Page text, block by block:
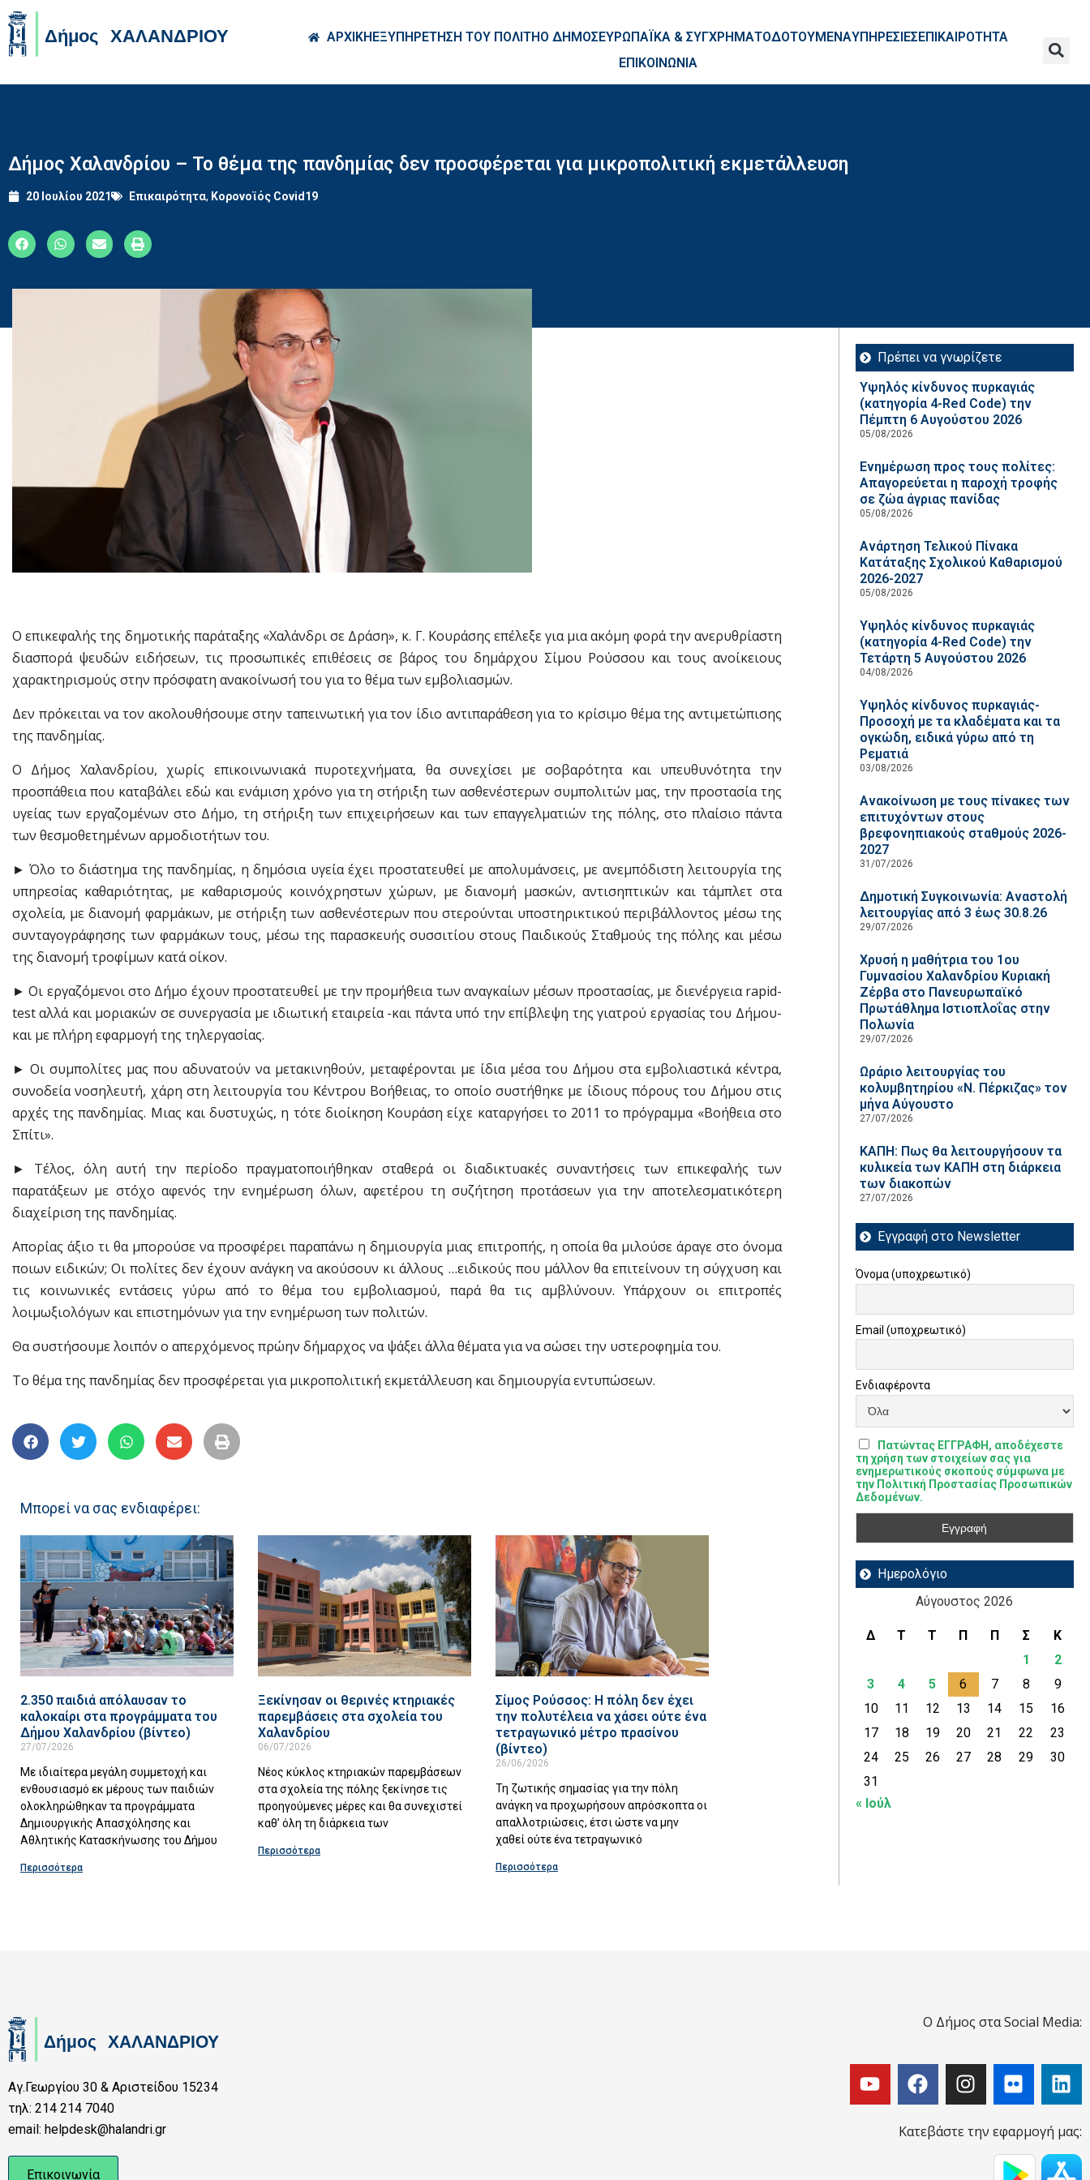
ΑΡΧΙΚΗΕΞΥΠΗΡΕΤΗΣΗ ΤΟΥ ΠΟΛΙΤΗΟ ΔΗΜΟΣΕΥΡΩΠΑΪΚΑ & ΣΥΓΧΡΗΜΑΤΟΔΟΤΟΥΜΕΝΑΥΠΗΡΕΣΙΕΣΕΠΙΚΑΙΡΟΤΗΤΑ
ΕΠΙΚΟΙΝΩΝΙΑ
Δήμος Χαλανδρίου – Το θέμα της πανδημίας δεν προσφέρεται για μικροπολιτική εκμετάλλευση
20 Ιουλίου 2021 Επικαιρότητα, Κορονοϊός Covid19
Ο επικεφαλής της δημοτικής παράταξης «Χαλάνδρι σε Δράση», κ. Γ. Κουράσης επέλεξε για μια ακόμη φορά την ανερυθρίαστη
διασπορά ψευδών ειδήσεων, τις προσωπικές επιθέσεις σε βάρος του δημάρχου Σίμου Ρούσσου και τους ανοίκειους
χαρακτηρισμούς στην πρόσφατη ανακοίνωσή του για το θέμα των εμβολιασμών.
Δεν πρόκειται να τον ακολουθήσουμε στην ταπεινωτική για τον ίδιο αντιπαράθεση για το κρίσιμο θέμα της αντιμετώπισης
της πανδημίας.
Ο Δήμος Χαλανδρίου, χωρίς επικοινωνιακά πυροτεχνήματα, θα συνεχίσει με σοβαρότητα και υπευθυνότητα την
προσπάθεια που καταβάλει εδώ και ενάμιση χρόνο για τη στήριξη των ασθενέστερων συμπολιτών μας, την προστασία της
υγείας των εργαζομένων στο Δήμο, τη στήριξη των επιχειρήσεων και των επαγγελματιών της πόλης, στο πλαίσιο πάντα
των θεσμοθετημένων αρμοδιοτήτων του.
► Όλο το διάστημα της πανδημίας, η δημόσια υγεία έχει προστατευθεί με απολυμάνσεις, με ανεμπόδιστη λειτουργία της
υπηρεσίας καθαριότητας, με καθαρισμούς κοινόχρηστων χώρων, με διανομή μασκών, αντισηπτικών και τάμπλετ στα
σχολεία, με διανομή φαρμάκων, με στήριξη των ασθενέστερων που στερούνται υποστηρικτικού περιβάλλοντος μέσω της
συνταγογράφησης των φαρμάκων τους, μέσω της παρασκευής συσσιτίου στους Παιδικούς Σταθμούς της πόλης και μέσω
της διανομή τροφίμων κατά οίκον.
► Οι εργαζόμενοι στο Δήμο έχουν προστατευθεί με την προμήθεια των αναγκαίων μέσων προστασίας, με διενέργεια rapid-
test αλλά και μοριακών σε συνεργασία με ιδιωτική εταιρεία -και πάντα υπό την επίβλεψη της γιατρού εργασίας του Δήμου-
και με πλήρη εφαρμογή της τηλεργασίας.
► Οι συμπολίτες μας που αδυνατούν να μετακινηθούν, μεταφέρονται με ίδια μέσα του Δήμου στα εμβολιαστικά κέντρα,
συνοδεία νοσηλευτή, χάρη στη λειτουργία του Κέντρου Βοήθειας, το οποίο συστήθηκε με ίδιους πόρους του Δήμου στις
αρχές της πανδημίας. Μιας και δυστυχώς, η τότε διοίκηση Κουράση είχε καταργήσει το 2011 το πρόγραμμα «Βοήθεια στο
Σπίτι».
► Τέλος, όλη αυτή την περίοδο πραγματοποιήθηκαν σταθερά οι διαδικτυακές συναντήσεις των επικεφαλής των
παρατάξεων με στόχο αφενός την ενημέρωση όλων, αφετέρου τη συζήτηση προτάσεων για την αποτελεσματικότερη
διαχείριση της πανδημίας.
Απορίας άξιο τι θα μπορούσε να προσφέρει παραπάνω η δημιουργία μιας επιτροπής, η οποία θα μιλούσε άραγε στο όνομα
ποιων ειδικών; Οι πολίτες δεν έχουν ανάγκη να ακούσουν κι άλλους …ειδικούς που μάλλον θα επιτείνουν τη σύγχυση και
τις κοινωνικές εντάσεις γύρω από το θέμα του εμβολιασμού, παρά θα τις αμβλύνουν. Υπάρχουν οι επιτροπές
λοιμωξιολόγων και επιστημόνων για την ενημέρωση των πολιτών.
Θα συστήσουμε λοιπόν ο απερχόμενος πρώην δήμαρχος να ψάξει άλλα θέματα για να σώσει την υστεροφημία του.
Το θέμα της πανδημίας δεν προσφέρεται για μικροπολιτική εκμετάλλευση και δημιουργία εντυπώσεων.
Μπορεί να σας ενδιαφέρει:
2.350 παιδιά απόλαυσαν το
καλοκαίρι στα προγράμματα του
Δήμου Χαλανδρίου (βίντεο)
27/07/2026
Με ιδιαίτερα μεγάλη συμμετοχή και
ενθουσιασμό εκ μέρους των παιδιών
ολοκληρώθηκαν τα προγράμματα
Δημιουργικής Απασχόλησης και
Αθλητικής Κατασκήνωσης του Δήμου
Περισσότερα
Ξεκίνησαν οι θερινές κτηριακές
παρεμβάσεις στα σχολεία του
Χαλανδρίου
06/07/2026
Νέος κύκλος κτηριακών παρεμβάσεων
στα σχολεία της πόλης ξεκίνησε τις
προηγούμενες μέρες και θα συνεχιστεί
καθ’ όλη τη διάρκεια των
Περισσότερα
Σίμος Ρούσσος: Η πόλη δεν έχει
την πολυτέλεια να χάσει ούτε ένα
τετραγωνικό μέτρο πρασίνου
(βίντεο)
26/06/2026
Τη ζωτικής σημασίας για την πόλη
ανάγκη να προχωρήσουν απρόσκοπτα οι
απαλλοτριώσεις, έτσι ώστε να μην
χαθεί ούτε ένα τετραγωνικό
Περισσότερα
Πρέπει να γνωρίζετε
Υψηλός κίνδυνος πυρκαγιάς
(κατηγορία 4-Red Code) την
Πέμπτη 6 Αυγούστου 2026
05/08/2026
Ενημέρωση προς τους πολίτες:
Απαγορεύεται η παροχή τροφής
σε ζώα άγριας πανίδας
05/08/2026
Ανάρτηση Τελικού Πίνακα
Κατάταξης Σχολικού Καθαρισμού
2026-2027
05/08/2026
Υψηλός κίνδυνος πυρκαγιάς
(κατηγορία 4-Red Code) την
Τετάρτη 5 Αυγούστου 2026
04/08/2026
Υψηλός κίνδυνος πυρκαγιάς-
Προσοχή με τα κλαδέματα και τα
ογκώδη, ειδικά γύρω από τη
Ρεματιά
03/08/2026
Ανακοίνωση με τους πίνακες των
επιτυχόντων στους
βρεφονηπιακούς σταθμούς 2026-
2027
31/07/2026
Δημοτική Συγκοινωνία: Αναστολή
λειτουργίας από 3 έως 30.8.26
29/07/2026
Χρυσή η μαθήτρια του 1ου
Γυμνασίου Χαλανδρίου Κυριακή
Ζέρβα στο Πανευρωπαϊκό
Πρωτάθλημα Ιστιοπλοΐας στην
Πολωνία
29/07/2026
Ωράριο λειτουργίας του
κολυμβητηρίου «Ν. Πέρκιζας» τον
μήνα Αύγουστο
27/07/2026
ΚΑΠΗ: Πως θα λειτουργήσουν τα
κυλικεία των ΚΑΠΗ στη διάρκεια
των διακοπών
27/07/2026
Εγγραφή στο Newsletter
Όνομα (υποχρεωτικό)
Email (υποχρεωτικό)
Ενδιαφέροντα
Πατώντας ΕΓΓΡΑΦΗ, αποδέχεστε
τη χρήση των στοιχείων σας για
ενημερωτικούς σκοπούς σύμφωνα με
την Πολιτική Προστασίας Προσωπικών
Δεδομένων.
Ημερολόγιο
Αύγουστος 2026
Δ Τ Τ Π Π Σ
Κ
1
2
3
4 5 6 7 8
9
10
11 12 13 14 15
16
17
18 19 20 21 22
23
24
25 26 27 28 29
30
31
« Ιούλ
Αγ.Γεωργίου 30 & Αριστείδου 15234
τηλ: 214 214 7040
email: helpdesk@halandri.gr
Επικοινωνία
Ο Δήμος στα Social Media:
Κατεβάστε την εφαρμογή μας: